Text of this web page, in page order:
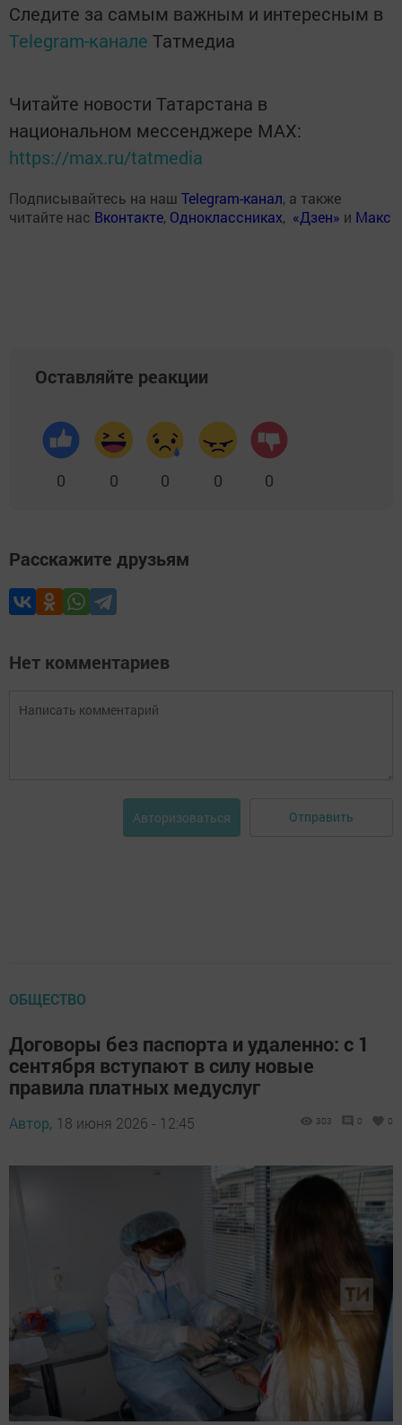
Следите за самым важным и интересным в
Telegram-канале Татмедиа
Читайте новости Татарстана в
национальном мессенджере MАХ:
https://max.ru/tatmedia
Подписывайтесь на наш Telegram-канал, а также
читайте нас Вконтакте, Одноклассниках, «Дзен» и Макс
Оставляйте реакции
0 0 0 0 0
Расскажите друзьям
Нет комментариев
Авторизоваться Отправить
ОБЩЕСТВО
Договоры без паспорта и удаленно: с 1
сентября вступают в силу новые
правила платных медуслуг
Автор, 18 июня 2026 - 12:45 303 0 0